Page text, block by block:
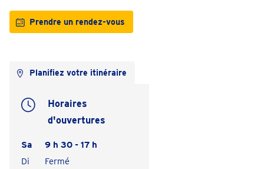
Prendre un rendez-vous
Planifiez votre itinéraire
Horaires
d'ouvertures
Sa
9 h 30 - 17 h
Di
Fermé